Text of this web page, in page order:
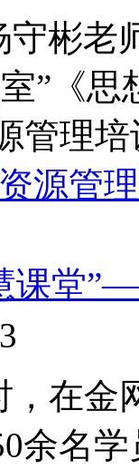
守彬老
”《思
管理
源管
课堂
，在金
余名